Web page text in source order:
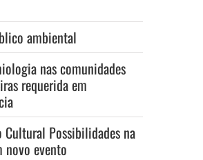
ambiental
nas comunidades
requerida em
Cultural Possibilidades na
novo evento